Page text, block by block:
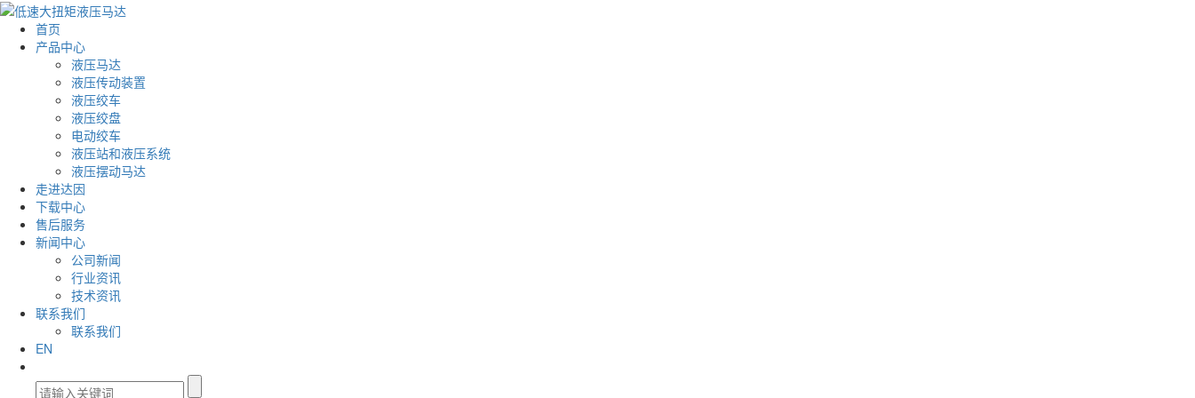
首页
产品中心
液压马达
液压传动装置
液压绞车
液压绞盘
电动绞车
液压站和液压系统
液压摆动马达
走进达因
下载中心
售后服务
新闻中心
公司新闻
行业资讯
技术资讯
联系我们
联系我们
EN